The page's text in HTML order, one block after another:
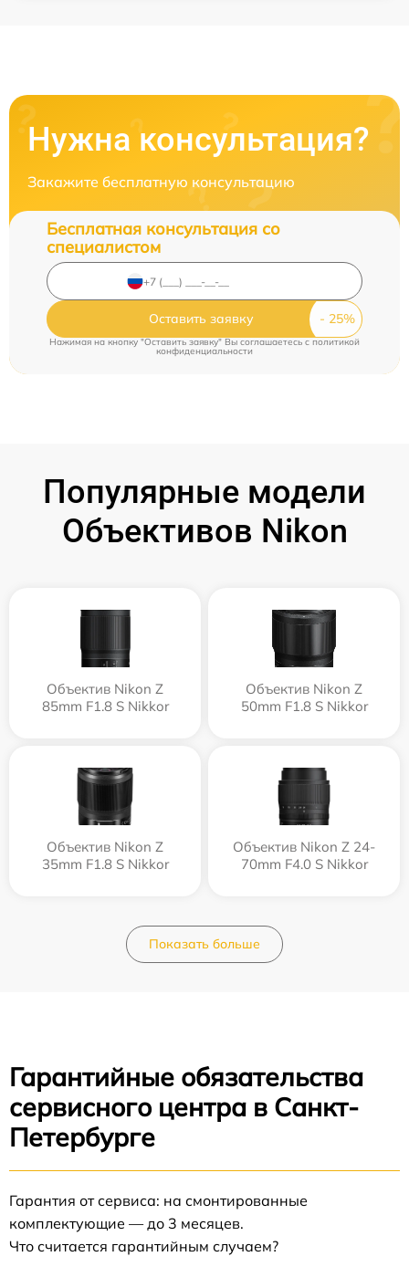
Нужна консультация?
Закажите бесплатную консультацию
Бесплатная консультация со
специалистом
Оставить заявку
Нажимая на кнопку "Оставить заявку" Вы соглашаетесь cполитикой
конфиденциальности
Популярные модели
Объективов Nikon
Объектив Nikon Z
85mm F1.8 S Nikkor
Объектив Nikon Z
50mm F1.8 S Nikkor
Объектив Nikon Z
35mm F1.8 S Nikkor
Объектив Nikon Z 24-
70mm F4.0 S Nikkor
Показать больше
Гарантийные обязательства
сервисного центра в Санкт-
Петербурге
Гарантия от сервиса: на смонтированные
комплектующие — до 3 месяцев.
Что считается гарантийным случаем?